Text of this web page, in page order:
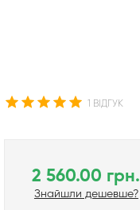
1 ВІДГУК
2 560.00 грн.
Знайшли дешевше?